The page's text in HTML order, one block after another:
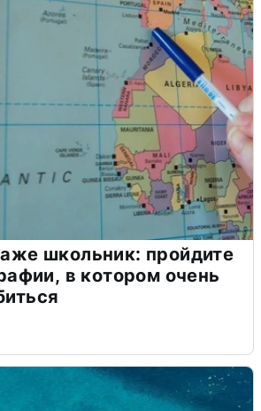
школьник: пройдите
в котором очень